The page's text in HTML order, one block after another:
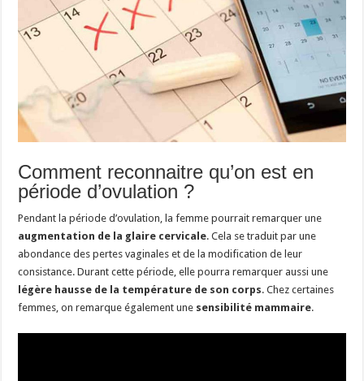
Comment reconnaitre qu’on est en
période d’ovulation ?
Pendant la période d’ovulation, la femme pourrait remarquer une
augmentation de la glaire cervicale. Cela se traduit par une
abondance des pertes vaginales et de la modification de leur
consistance. Durant cette période, elle pourra remarquer aussi une
légère hausse de la température de son corps. Chez certaines
femmes, on remarque également une sensibilité mammaire.